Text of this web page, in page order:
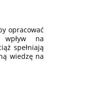
opracować
wpływ na
spełniają
wiedzę na